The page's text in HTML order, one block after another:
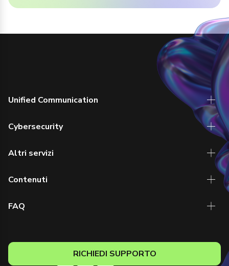
Unified Communication
Cybersecurity
Altri servizi
Contenuti
FAQ
RICHIEDI SUPPORTO